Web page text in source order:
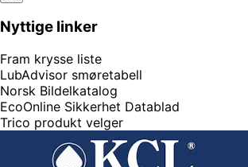
Nyttige linker
Fram krysse liste
LubAdvisor smøretabell
Norsk Bildelkatalog
EcoOnline Sikkerhet Datablad
Trico produkt velger